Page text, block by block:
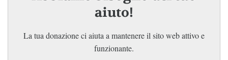
aiuto!
La tua donazione ci aiuta a mantenere il sito web attivo e
funzionante.